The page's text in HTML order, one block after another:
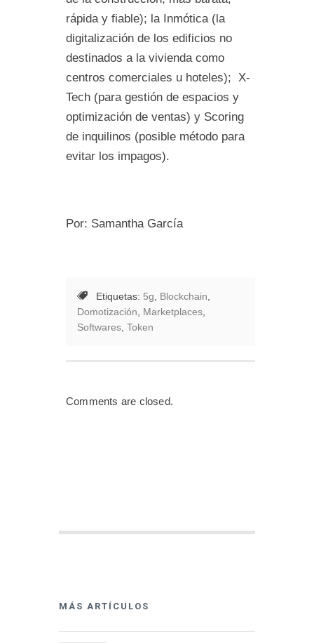
rápida y fiable); la Inmótica (la
digitalización de los edificios no
destinados a la vivienda como
centros comerciales u hoteles); X-
Tech (para gestión de espacios y
optimización de ventas) y Scoring
de inquilinos (posible método para
evitar los impagos).
Por: Samantha García
Etiquetas: 5g Blockchain
Domotización
Marketplaces
Softwares Token
Comments are closed.
MÁS ARTÍCULOS